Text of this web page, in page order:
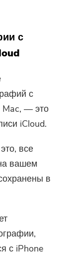
с
с
Mac, — это
iCloud.
все
вашем
в
с iPhone